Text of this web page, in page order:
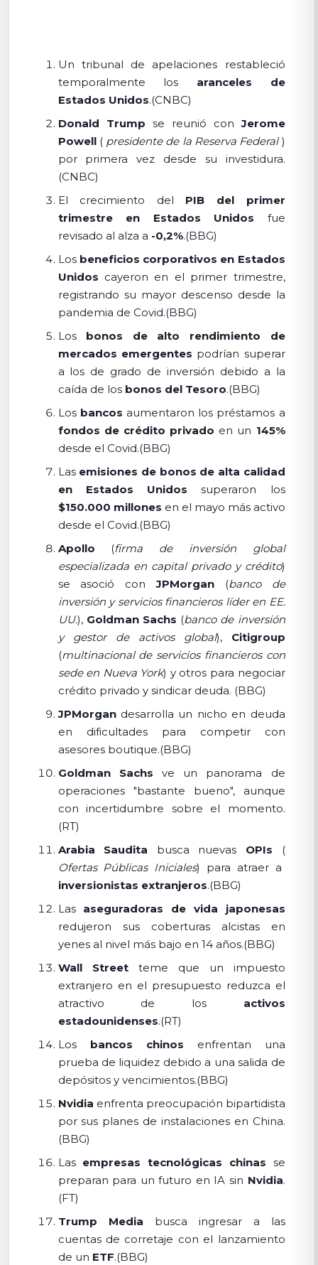
Un tribunal de apelaciones restableció
temporalmente los aranceles de
Estados Unidos.(CNBC)
Donald Trump se reunió conJerome
Powell(presidente de la Reserva Federal)
por primera vez desde su investidura.
(CNBC)
El crecimiento del PIB del primer
trimestre en Estados Unidos fue
revisado al alza a -0,2%.(BBG)
Los beneficios corporativos en Estados
Unidos cayeron en el primer trimestre,
registrando su mayor descenso desde la
pandemia de Covid.(BBG)
Los bonos de alto rendimiento de
mercados emergentes podrían superar
a los de grado de inversión debido a la
caída de los bonos del Tesoro.(BBG)
Los bancos aumentaron los préstamos a
fondos de crédito privado en un 145%
desde el Covid.(BBG)
Las emisiones de bonos de alta calidad
en Estados Unidos superaron los
$150.000 millones en el mayo más activo
desde el Covid.(BBG)
Apollo (firma de inversión global
especializada en capital privado y crédito)
se asoció conJPMorgan(banco de
inversión y servicios financieros líder en EE.
UU.), Goldman Sachs (banco de inversión
y gestor de activos global), Citigroup
(multinacional de servicios financieros con
sede en Nueva York) y otros para negociar
crédito privado y sindicar deuda. (BBG)
JPMorgandesarrolla un nicho en deuda
en dificultades para competir con
asesores boutique.(BBG)
Goldman Sachs ve un panorama de
operaciones "bastante bueno", aunque
con incertidumbre sobre el momento.
(RT)
Arabia Saudita busca nuevas OPIs (
Ofertas Públicas Iniciales) para atraer a
inversionistas extranjeros.(BBG)
Las aseguradoras de vida japonesas
redujeron sus coberturas alcistas en
yenes al nivel más bajo en 14 años.(BBG)
Wall Streetteme que un impuesto
extranjero en el presupuesto reduzca el
atractivo de los activos
estadounidenses.(RT)
Los bancos chinos enfrentan una
prueba de liquidez debido a una salida de
depósitos y vencimientos.(BBG)
Nvidia enfrenta preocupación bipartidista
por sus planes de instalaciones en China.
(BBG)
Las empresas tecnológicas chinas se
preparan para un futuro en IA sin Nvidia.
(FT)
Trump Media busca ingresar a las
cuentas de corretaje con el lanzamiento
de un ETF.(BBG)